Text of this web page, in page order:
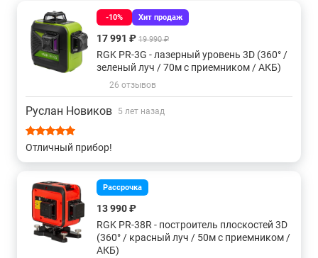
Зеленые самовыравнивающиеся
Для стройки Для потолков 90 градусов
3d 360 градусов 5 линий
С красным лучом Sp
3d с зеленым лучом
-10% Хит продаж
17 991 ₽ 19 990 ₽
RGK PR-3G - лазерный уровень 3D (360° /
зеленый луч / 70м с приемником / АКБ)
26 отзывов
Руслан Новиков 5 лет назад
Отличный прибор!
Рассрочка
13 990 ₽
RGK PR-38R - построитель плоскостей 3D
(360° / красный луч / 50м с приемником /
АКБ)